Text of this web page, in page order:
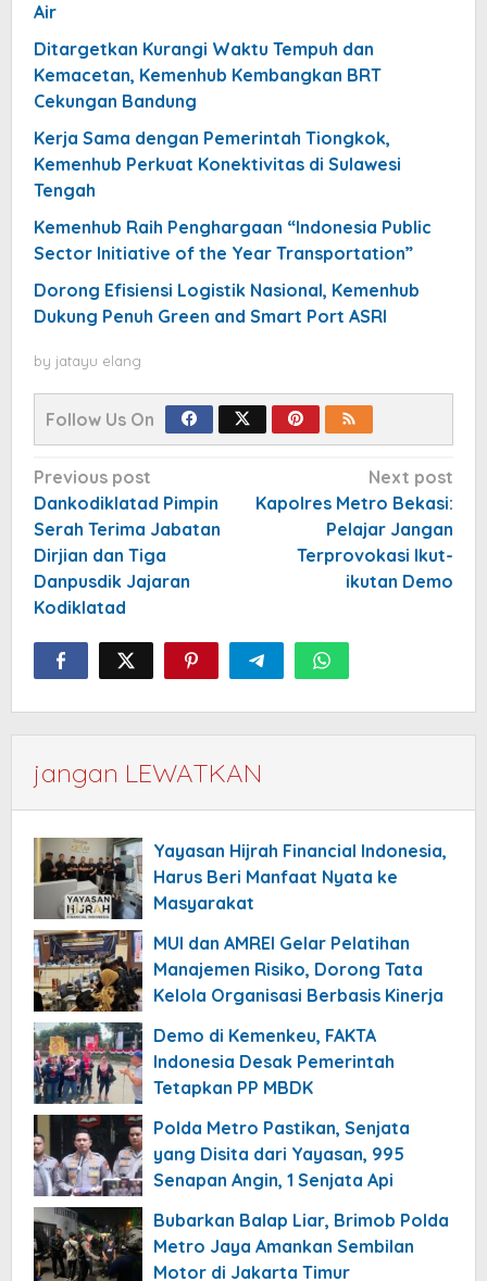
Air
Ditargetkan Kurangi Waktu Tempuh dan
Kemacetan, Kemenhub Kembangkan BRT
Cekungan Bandung
Kerja Sama dengan Pemerintah Tiongkok,
Kemenhub Perkuat Konektivitas di Sulawesi
Tengah
Kemenhub Raih Penghargaan “Indonesia Public
Sector Initiative of the Year Transportation”
Dorong Efisiensi Logistik Nasional, Kemenhub
Dukung Penuh Green and Smart Port ASRI
by jatayu elang
Follow Us On
Post
navigation
Previous post
Dankodiklatad Pimpin
Serah Terima Jabatan
Dirjian dan Tiga
Danpusdik Jajaran
Kodiklatad
Next post
Kapolres Metro Bekasi:
Pelajar Jangan
Terprovokasi Ikut-
ikutan Demo
jangan LEWATKAN
Yayasan Hijrah Financial Indonesia,
Harus Beri Manfaat Nyata ke
Masyarakat
MUI dan AMREI Gelar Pelatihan
Manajemen Risiko, Dorong Tata
Kelola Organisasi Berbasis Kinerja
Demo di Kemenkeu, FAKTA
Indonesia Desak Pemerintah
Tetapkan PP MBDK
Polda Metro Pastikan, Senjata
yang Disita dari Yayasan, 995
Senapan Angin, 1 Senjata Api
Bubarkan Balap Liar, Brimob Polda
Metro Jaya Amankan Sembilan
Motor di Jakarta Timur